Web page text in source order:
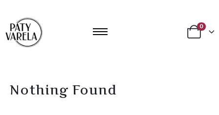
0
Nothing Found